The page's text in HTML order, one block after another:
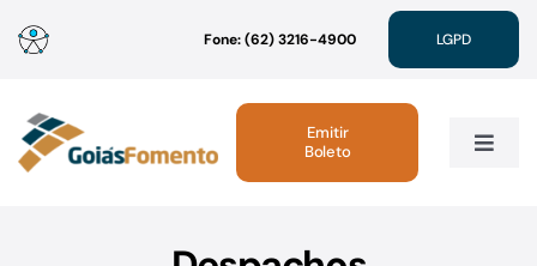
para
conteúdo
Fone: (62) 3216-4900 LGPD
Toggle
Emitir
Boleto